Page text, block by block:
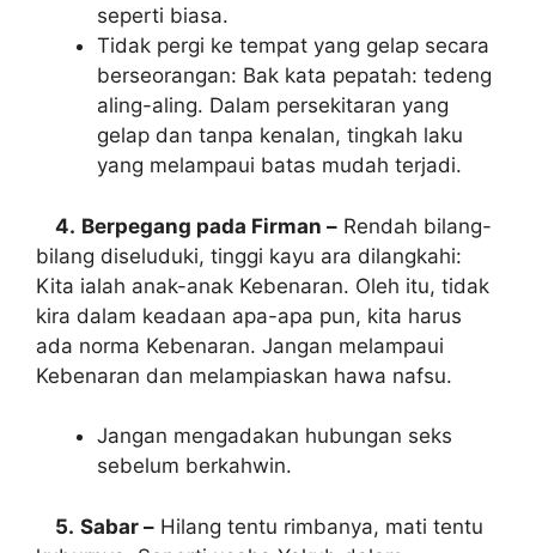
seperti biasa.
Tidak pergi ke tempat yang gelap secara
berseorangan: Bak kata pepatah: tedeng
aling-aling. Dalam persekitaran yang
gelap dan tanpa kenalan, tingkah laku
yang melampaui batas mudah terjadi.
4. Berpegang pada Firman – Rendah bilang-
bilang diseluduki, tinggi kayu ara dilangkahi:
Kita ialah anak-anak Kebenaran. Oleh itu, tidak
kira dalam keadaan apa-apa pun, kita harus
ada norma Kebenaran. Jangan melampaui
Kebenaran dan melampiaskan hawa nafsu.
Jangan mengadakan hubungan seks
sebelum berkahwin.
5. Sabar – Hilang tentu rimbanya, mati tentu